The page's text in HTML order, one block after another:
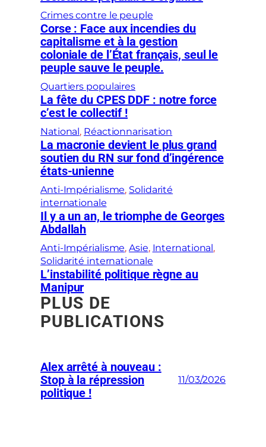
Crimes contre le peuple
Corse : Face aux incendies du
capitalisme et à la gestion
coloniale de l’État français, seul le
peuple sauve le peuple.
Quartiers populaires
La fête du CPES DDF : notre force
c’est le collectif !
National , Réactionnarisation
La macronie devient le plus grand
soutien du RN sur fond d’ingérence
états-unienne
Anti-Impérialisme, Solidarité
internationale
Il y a un an, le triomphe de Georges
Abdallah
Anti-Impérialisme, Asie, International
Solidarité internationale
L’instabilité politique règne au
Manipur
PLUS DE
PUBLICATIONS
Alex arrêté à nouveau :
Stop à la répression
politique !
11/03/2026